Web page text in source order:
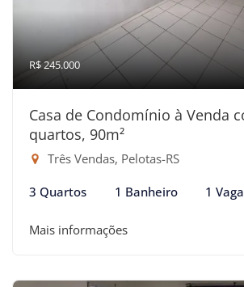
R$ 245.000
Casa de Condomínio à Venda
quartos, 90m²
Três Vendas, Pelotas-RS
3 Quartos 1 Banheiro 1 Vaga
Mais informações